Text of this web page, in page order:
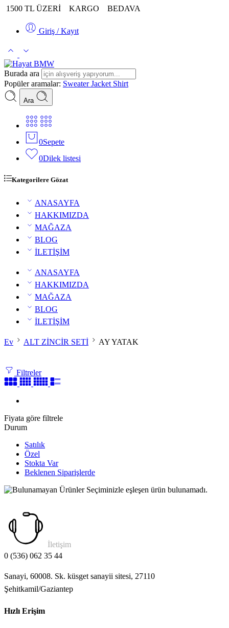
1500 TL ÜZERİ KARGO BEDAVA
Giriş / Kayıt
Burada ara
Popüler aramalar: SweaterJacket Shirt
Ara
0Sepete
0Dilek listesi
Kategorilere Gözat
ANASAYFA
HAKKIMIZDA
MAĞAZA
BLOG
İLETİŞİM
ANASAYFA
HAKKIMIZDA
MAĞAZA
BLOG
İLETİŞİM
Ev ALT ZİNCİR SETİ AY YATAK
Filtreler
Fiyata göre filtrele
Durum
Satılık
Özel
Stokta Var
Beklenen Siparişlerde
Seçiminizle eşleşen ürün bulunamadı.
İletişim
0 (536) 062 35 44
Sanayi, 60008. Sk. küsget sanayii sitesi, 27110
Şehitkamil/Gaziantep
Hızlı Erişim